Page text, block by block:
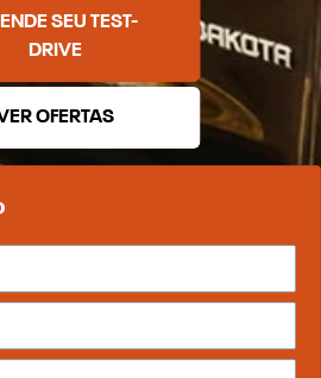
SEU TEST-
DRIVE
OFERTAS